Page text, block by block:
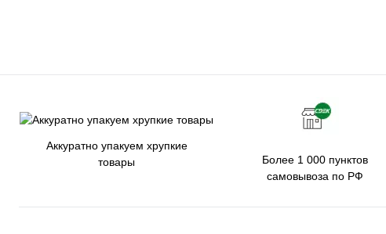
Аккуратно упакуем хрупкие
товары
Более 1 000 пунктов
самовывоза по РФ